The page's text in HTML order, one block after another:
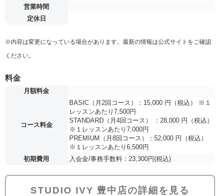
営業時間
定休日
※内容は変更になっている場合があります。最新の情報は公式サイトをご確認
ください。
料金
月額料金
コース料金
BASIC（月2回コース）：15,000 円（税込） ※１
レッスンあたり7,500円
STANDARD（月4回コース） ：28,000 円（税込）
※１レッスンあたり7,000円
PREMIUM（月8回コース）：52,000 円（税込）
※１レッスンあたり6,500円
初期費用
入会金/事務手数料：23,300円(税込)
STUDIO IVY 豊中店の詳細を見る